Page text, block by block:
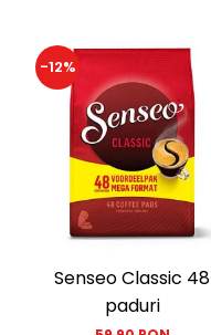
-12%
Senseo Classic 48
paduri